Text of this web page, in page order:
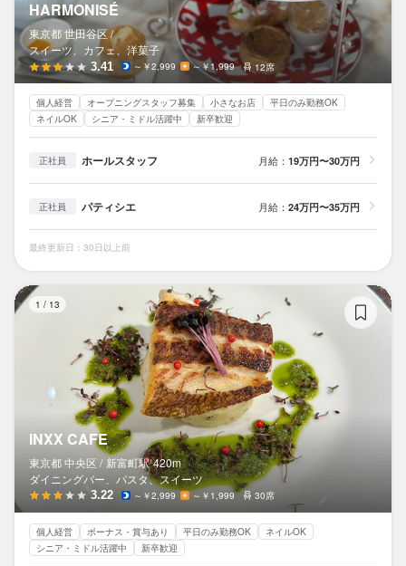
HARMONISÉ
東京都 世田谷区 /
スイーツ、カフェ、洋菓子
3.41 ～￥2,999 ～￥1,999 12席
個人経営 オープニングスタッフ募集 小さなお店
平日のみ勤務OK
ネイルOK
シニア・ミドル活躍中 新卒歓迎
正社員 ホールスタッフ 月給： 19万円〜30万円
正社員 パティシエ 月給： 24万円〜35万円
最終更新日：30日以上前
1 / 13
INXX CAFE
東京都 中央区 / 新富町駅 420m
ダイニングバー、パスタ、スイーツ
3.22 ～￥2,999 ～￥1,999 30席
個人経営 ボーナス・賞与あり 平日のみ勤務OK
ネイルOK
シニア・ミドル活躍中
新卒歓迎